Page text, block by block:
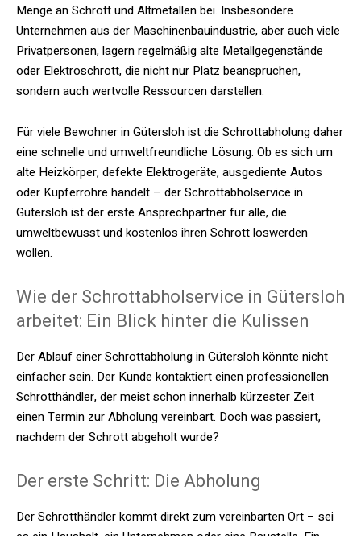
Menge an Schrott und Altmetallen bei. Insbesondere
Unternehmen aus der Maschinenbauindustrie, aber auch viele
Privatpersonen, lagern regelmäßig alte Metallgegenstände
oder Elektroschrott, die nicht nur Platz beanspruchen,
sondern auch wertvolle Ressourcen darstellen.
Für viele Bewohner in Gütersloh ist die Schrottabholung daher
eine schnelle und umweltfreundliche Lösung. Ob es sich um
alte Heizkörper, defekte Elektrogeräte, ausgediente Autos
oder Kupferrohre handelt – der Schrottabholservice in
Gütersloh ist der erste Ansprechpartner für alle, die
umweltbewusst und kostenlos ihren Schrott loswerden
wollen.
Wie der Schrottabholservice in Gütersloh
arbeitet: Ein Blick hinter die Kulissen
Der Ablauf einer Schrottabholung in Gütersloh könnte nicht
einfacher sein. Der Kunde kontaktiert einen professionellen
Schrotthändler, der meist schon innerhalb kürzester Zeit
einen Termin zur Abholung vereinbart. Doch was passiert,
nachdem der Schrott abgeholt wurde?
Der erste Schritt: Die Abholung
Der Schrotthändler kommt direkt zum vereinbarten Ort – sei